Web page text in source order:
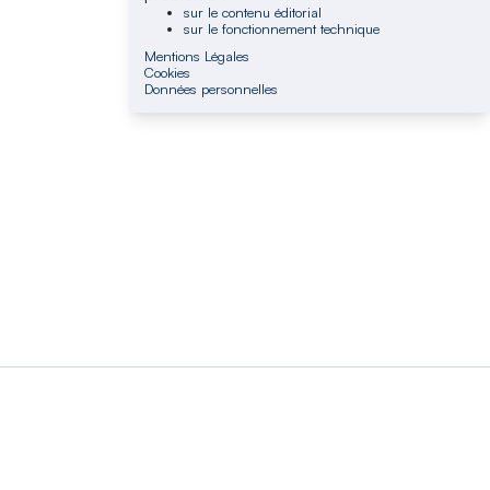
sur le contenu éditorial
sur le fonctionnement technique
Mentions Légales
Cookies
Données personnelles